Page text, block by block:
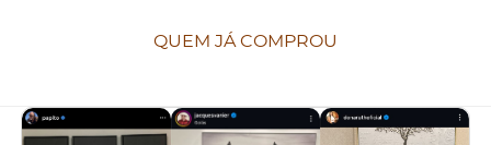
QUEM JÁ COMPROU